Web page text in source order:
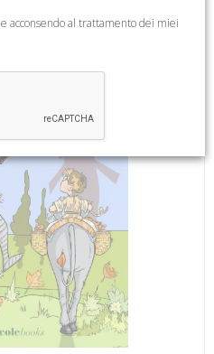
e acconsendo al trattamento dei miei